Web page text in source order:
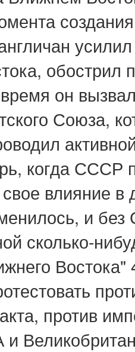
обострил
он
Союза,
когда СССР
влияние в
и без
сколько-
против